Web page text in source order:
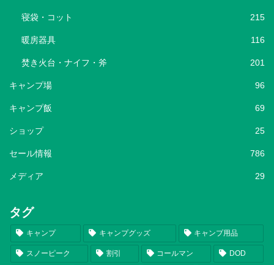
寝袋・コット 215
暖房器具 116
焚き火台・ナイフ・斧 201
キャンプ場 96
キャンプ飯 69
ショップ 25
セール情報 786
メディア 29
タグ
キャンプ キャンプグッズ キャンプ用品
スノーピーク 割引 コールマン DOD